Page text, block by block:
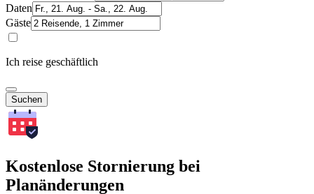
Daten
Gäste
Ich reise geschäftlich
Suchen
Kostenlose Stornierung bei
Planänderungen